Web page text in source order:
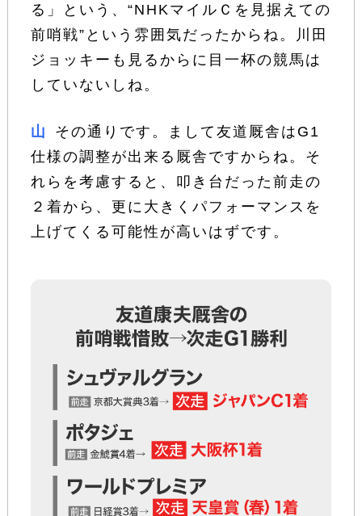
る」という、“NHKマイルＣを見据えての
前哨戦”という雰囲気だったからね。川田
ジョッキーも見るからに目一杯の競馬は
していないしね。
山
その通りです。まして友道厩舎はG1
仕様の調整が出来る厩舎ですからね。そ
れらを考慮すると、叩き台だった前走の
２着から、更に大きくパフォーマンスを
上げてくる可能性が高いはずです。